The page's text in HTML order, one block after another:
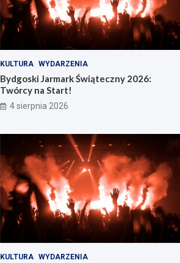
KULTURA WYDARZENIA
Bydgoski Jarmark Świąteczny 2026:
Twórcy na Start!
4 sierpnia 2026
KULTURA WYDARZENIA